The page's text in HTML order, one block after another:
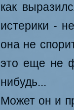
как
истерики -
она не
это еще не
нибудь...
Может он и